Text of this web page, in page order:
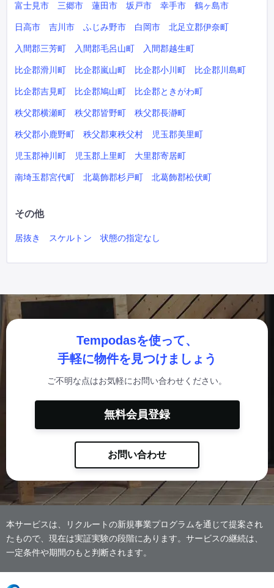
富士見市 三郷市 蓮田市 坂戸市 幸手市 鶴ヶ島市
日高市 吉川市 ふじみ野市 白岡市 北足立郡伊奈町
入間郡三芳町 入間郡毛呂山町 入間郡越生町
比企郡滑川町 比企郡嵐山町 比企郡小川町 比企郡川島町
比企郡吉見町 比企郡鳩山町 比企郡ときがわ町
秩父郡横瀬町 秩父郡皆野町 秩父郡長瀞町
秩父郡小鹿野町 秩父郡東秩父村 児玉郡美里町
児玉郡神川町 児玉郡上里町 大里郡寄居町
南埼玉郡宮代町 北葛飾郡杉戸町 北葛飾郡松伏町
その他
居抜き スケルトン 状態の指定なし
Tempodasを使って、
手軽に物件を見つけましょう
ご不明な点はお気軽にお問い合わせください。
無料会員登録
お問い合わせ
本サービスは、リクルートの新規事業プログラムを通じて提案され
たもので、現在は実証実験の段階にあります。サービスの継続は、
一定条件や期間のもと判断されます。